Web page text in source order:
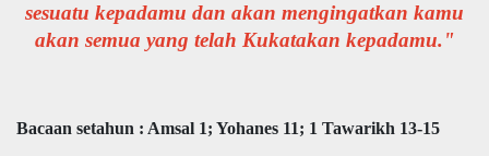
sesuatu kepadamu dan akan mengingatkan kamu
akan semua yang telah Kukatakan kepadamu."
Bacaan setahun : Amsal 1; Yohanes 11; 1 Tawarikh 13-15